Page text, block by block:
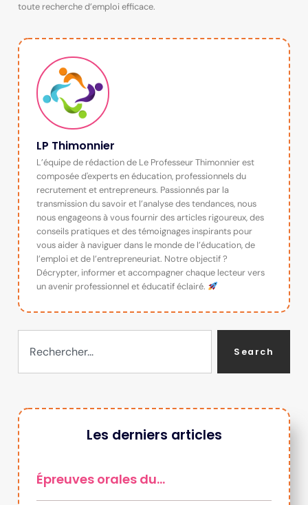
toute recherche d’emploi efficace.
LP Thimonnier
L’équipe de rédaction de Le Professeur Thimonnier est
composée d'experts en éducation, professionnels du
recrutement et entrepreneurs. Passionnés par la
transmission du savoir et l’analyse des tendances, nous
nous engageons à vous fournir des articles rigoureux, des
conseils pratiques et des témoignages inspirants pour
vous aider à naviguer dans le monde de l’éducation, de
l’emploi et de l’entrepreneuriat. Notre objectif ?
Décrypter, informer et accompagner chaque lecteur vers
un avenir professionnel et éducatif éclairé.
Search
Les derniers articles
Épreuves orales du…